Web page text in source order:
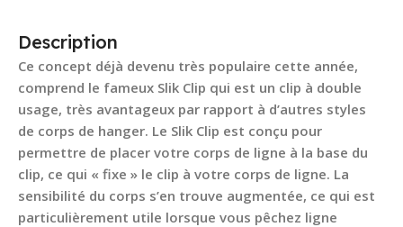
Description
Ce concept déjà devenu très populaire cette année,
comprend le fameux Slik Clip qui est un clip à double
usage, très avantageux par rapport à d’autres styles
de corps de hanger. Le Slik Clip est conçu pour
permettre de placer votre corps de ligne à la base du
clip, ce qui « fixe » le clip à votre corps de ligne. La
sensibilité du corps s’en trouve augmentée, ce qui est
particulièrement utile lorsque vous pêchez ligne